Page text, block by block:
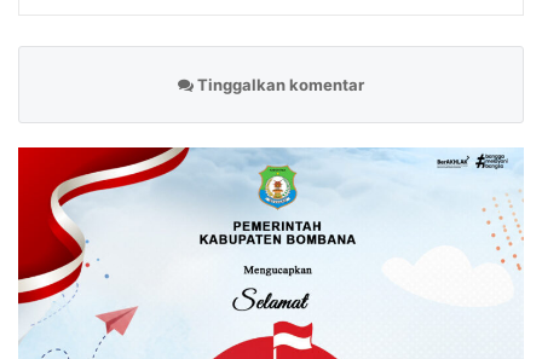
Tinggalkan komentar